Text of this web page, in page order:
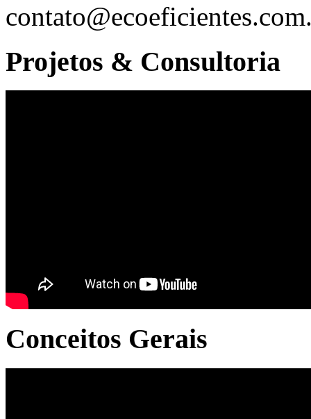
Projetos & Consultoria
Conceitos Gerais